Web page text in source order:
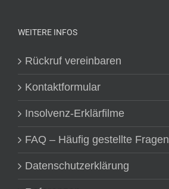
WEITERE INFOS
Rückruf vereinbaren
Kontaktformular
Insolvenz-Erklärfilme
FAQ – Häufig gestellte Fragen
Datenschutzerklärung